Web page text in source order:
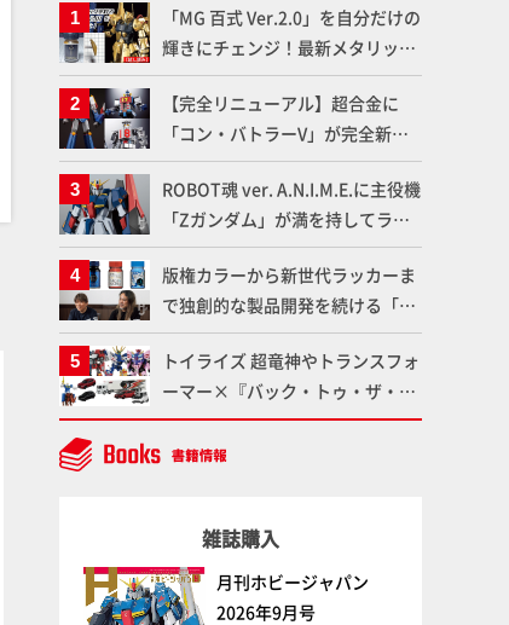
キャラクターモデル 特撮
「MG 百式 Ver.2.0」を自分だけの
輝きにチェンジ！最新メタリック
塗料を使ってより金属感を増した
仕上がりに!!【試し読み】
【完全リニューアル】超合金に
「コン・バトラーV」が完全新規
造形で登場！気になる仕様を試作
品の撮り下ろしでご紹介!!さらに
「大鉄人17」＆「ワンエイト」セ
ット情報もお届け！【超合金の
魂】
ROBOT魂 ver. A.N.I.M.E.に主役機
「Zガンダム」が満を持してライ
ンナップ！ウェイブライダーへの
変形、劇中どおりのプロポーショ
ンを再現【機動戦士Zガンダム】
版権カラーから新世代ラッカーま
で独創的な製品開発を続ける「ガ
イアノーツ」に塗料開発の裏側と
ラッカー塗料の未来についてイン
タビュー！
トイライズ 超竜神やトランスフォ
ーマー×『バック・トゥ・ザ・フ
ューチャー』コラボアイテムな
ど、タカラトミーの注目アイテム
雑誌購入
月刊ホビージャパン
2026年9月号